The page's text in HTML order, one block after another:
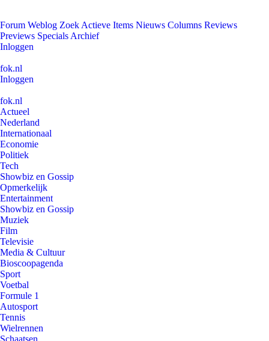
Forum Weblog Zoek Actieve Items Nieuws Columns Reviews
Previews Specials Archief
Inloggen
fok.nl
Inloggen
fok.nl
Actueel
Nederland
Internationaal
Economie
Politiek
Tech
Showbiz en Gossip
Opmerkelijk
Entertainment
Showbiz en Gossip
Muziek
Film
Televisie
Media & Cultuur
Bioscoopagenda
Sport
Voetbal
Formule 1
Autosport
Tennis
Wielrennen
Schaatsen